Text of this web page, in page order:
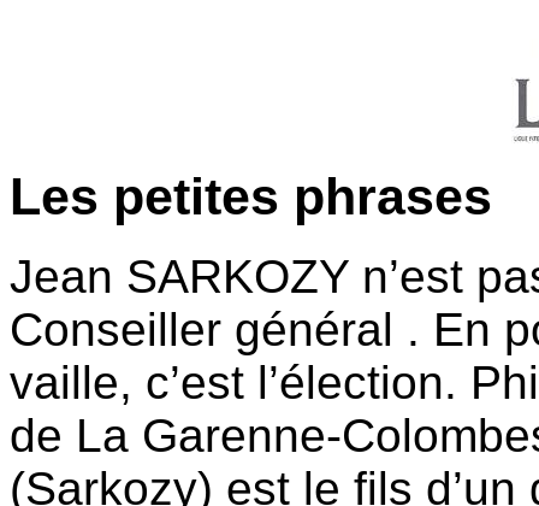
Les petites phrases
Jean SARKOZY n’est
Conseiller général . En
vaille, c’est l’élection.
de La Garenne-
(Sarkozy) est le fils